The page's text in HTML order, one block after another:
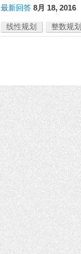
最新回答 8月 18, 2016
线性规划 整数规划